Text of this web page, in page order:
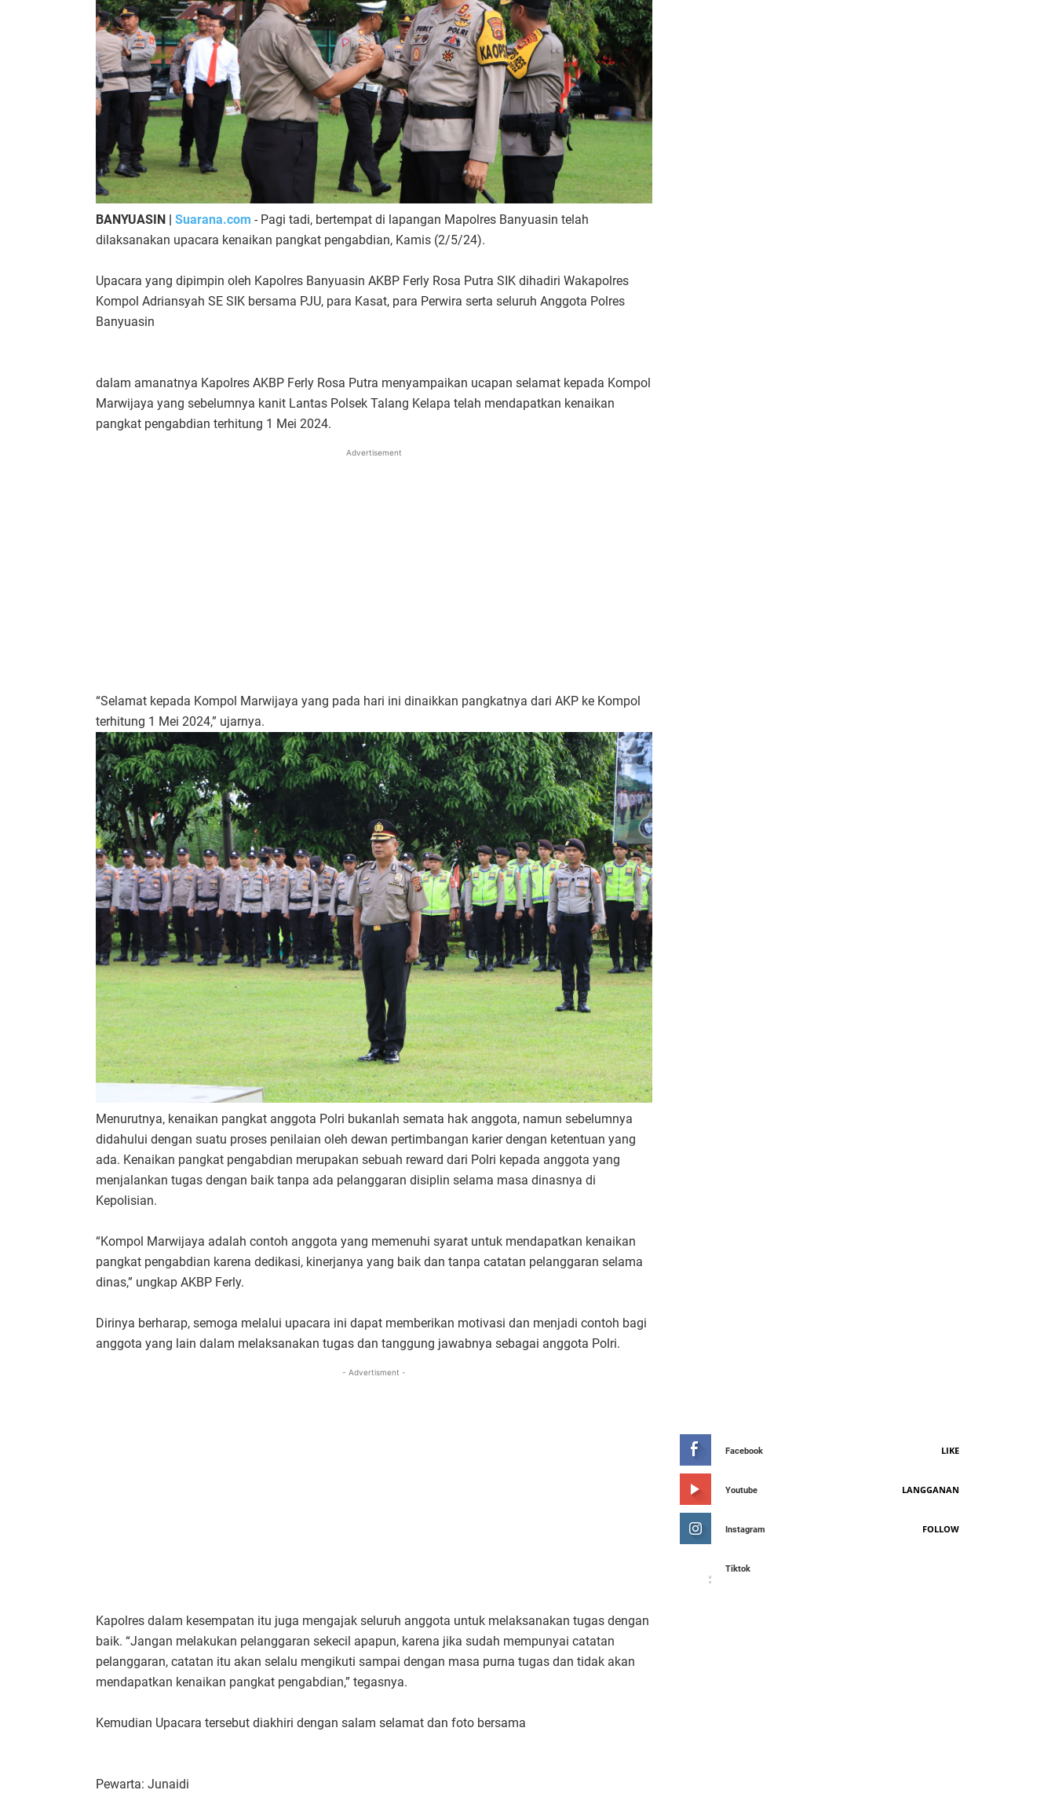
BANYUASIN | Suarana.com - Pagi tadi, bertempat di lapangan Mapolres Banyuasin telah
dilaksanakan upacara kenaikan pangkat pengabdian, Kamis (2/5/24).
Upacara yang dipimpin oleh Kapolres Banyuasin AKBP Ferly Rosa Putra SIK dihadiri Wakapolres
Kompol Adriansyah SE SIK bersama PJU, para Kasat, para Perwira serta seluruh Anggota Polres
Banyuasin
dalam amanatnya Kapolres AKBP Ferly Rosa Putra menyampaikan ucapan selamat kepada Kompol
Marwijaya yang sebelumnya kanit Lantas Polsek Talang Kelapa telah mendapatkan kenaikan
pangkat pengabdian terhitung 1 Mei 2024.
Advertisement
“Selamat kepada Kompol Marwijaya yang pada hari ini dinaikkan pangkatnya dari AKP ke Kompol
terhitung 1 Mei 2024,” ujarnya.
Menurutnya, kenaikan pangkat anggota Polri bukanlah semata hak anggota, namun sebelumnya
didahului dengan suatu proses penilaian oleh dewan pertimbangan karier dengan ketentuan yang
ada. Kenaikan pangkat pengabdian merupakan sebuah reward dari Polri kepada anggota yang
menjalankan tugas dengan baik tanpa ada pelanggaran disiplin selama masa dinasnya di
Kepolisian.
“Kompol Marwijaya adalah contoh anggota yang memenuhi syarat untuk mendapatkan kenaikan
pangkat pengabdian karena dedikasi, kinerjanya yang baik dan tanpa catatan pelanggaran selama
dinas,” ungkap AKBP Ferly.
Dirinya berharap, semoga melalui upacara ini dapat memberikan motivasi dan menjadi contoh bagi
anggota yang lain dalam melaksanakan tugas dan tanggung jawabnya sebagai anggota Polri.
- Advertisment -
Kapolres dalam kesempatan itu juga mengajak seluruh anggota untuk melaksanakan tugas dengan
baik. “Jangan melakukan pelanggaran sekecil apapun, karena jika sudah mempunyai catatan
pelanggaran, catatan itu akan selalu mengikuti sampai dengan masa purna tugas dan tidak akan
mendapatkan kenaikan pangkat pengabdian,” tegasnya.
Kemudian Upacara tersebut diakhiri dengan salam selamat dan foto bersama
Pewarta: Junaidi
Facebook LIKE
Youtube LANGGANAN
Instagram FOLLOW
Tiktok